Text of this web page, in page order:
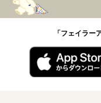
「フェイラー